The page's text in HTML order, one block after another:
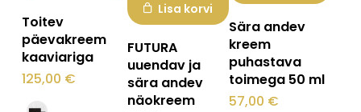
tootel
on
mitu
varianti.
Toitev
päevakreem
kaaviariga
125,00 €
Lisa korvi
FUTURA
uuendav ja
sära andev
näokreem
Sära andev
kreem
puhastava
toimega 50 ml
57,00 €